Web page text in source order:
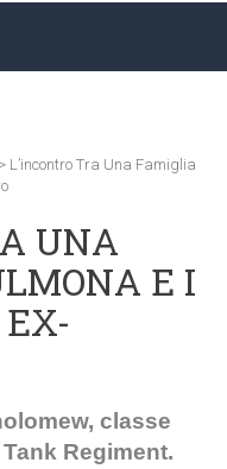
> L’incontro Tra Una Famiglia
UNA
E I
classe
Regiment.